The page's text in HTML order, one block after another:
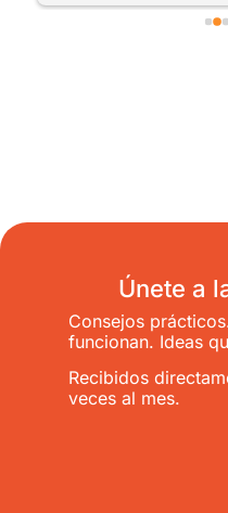
Únete a
Consejos
funcionan. Ideas
Recibidos
veces al mes.